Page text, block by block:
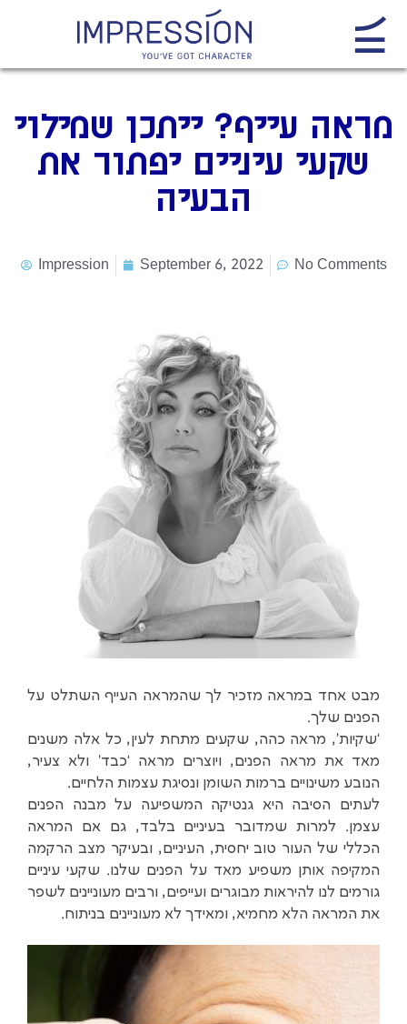
מראה עייף? ייתכן שמילוי
שקעי עיניים יפתור את
הבעיה
Impression September 6, 2022 No Comments
מבט אחד במראה מזכיר לך שהמראה העייף השתלט על
הפנים שלך.
‘שקיות’, מראה כהה, שקעים מתחת לעין, כל אלה משנים
מאד את מראה הפנים, ויוצרים מראה ‘כבד’ ולא צעיר,
הנובע משינויים ברמות השומן ונסיגת עצמות הלחיים.
לעתים הסיבה היא גנטיקה המשפיעה על מבנה הפנים
עצמן. למרות שמדובר בעיניים בלבד, גם אם המראה
הכללי של העור טוב יחסית, העיניים, ובעיקר מצב הרקמה
המקיפה אותן משפיע מאד על הפנים שלנו. שקעי עיניים
גורמים לנו להיראות מבוגרים ועייפים, ורבים מעוניינים לשפר
את המראה הלא מחמיא, ומאידך לא מעוניינים בניתוח.